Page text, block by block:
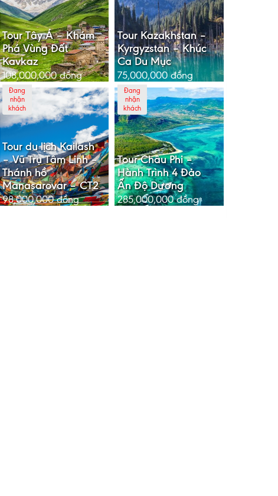
Tour Tây Á – Khám
Phá Vùng Đất
Kavkaz
108,000,000đồng
Tour Kazakhstan –
Kyrgyzstan – Khúc
Ca Du Mục
75,000,000đồng
Đang
nhận
khách
Tour du lịch Kailash
– Vũ Trụ Tâm Linh –
Thánh hồ
Manasarovar – CT2
98,000,000đồng
Đang
nhận
khách
Tour Châu Phi –
Hành Trình 4 Đảo
Ấn Độ Dương
285,000,000đồng